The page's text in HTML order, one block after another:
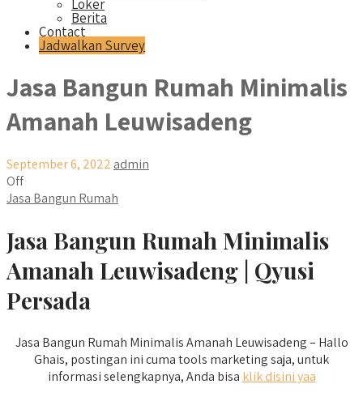
Loker
Berita
Contact
Jadwalkan Survey
Jasa Bangun Rumah Minimalis
Amanah Leuwisadeng
September 6, 2022 admin
Off
Jasa Bangun Rumah
Jasa Bangun Rumah Minimalis
Amanah Leuwisadeng | Qyusi
Persada
Jasa Bangun Rumah Minimalis Amanah Leuwisadeng – Hallo
Ghais, postingan ini cuma tools marketing saja, untuk
informasi selengkapnya, Anda bisa klik disini yaa